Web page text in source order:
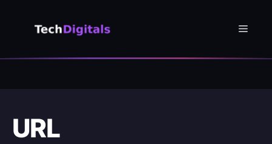
Menü
URL